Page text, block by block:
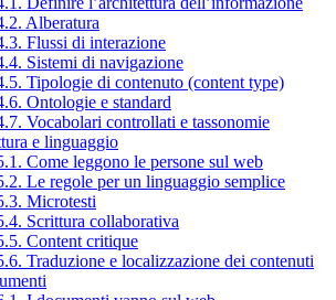
Alberatura
Flussi di interazione
Sistemi di navigazione
Tipologie di contenuto (content type)
Ontologie e standard
Vocabolari controllati e tassonomie
e linguaggio
Come leggono le persone sul web
Le regole per un linguaggio semplice
Microtesti
Scrittura collaborativa
Content critique
Traduzione e localizzazione dei contenuti